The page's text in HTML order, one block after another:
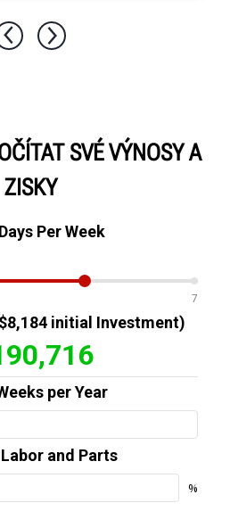
SVÉ VÝNOSY A
ZISKY